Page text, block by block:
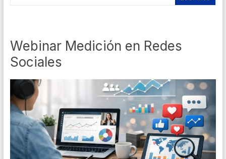
Webinar Medición en Redes
Sociales